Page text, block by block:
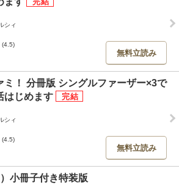
シィ
(4.5)
無料立読み
ミ！ 分冊版 シングルファーザー×3で
はじめます
シィ
(4.5)
無料立読み
小冊子付き特装版